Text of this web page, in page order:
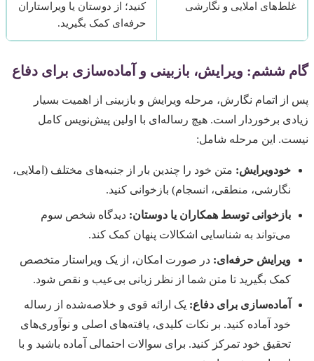
غلط‌های املایی و نگارشی
کنید؛ از دوستان یا ویراستاران
حرفه‌ای کمک بگیرید.
گام ششم: ویرایش، بازبینی و آماده‌سازی برای دفاع
پس از اتمام نگارش، مرحله ویرایش و بازبینی از اهمیت بسیار
زیادی برخوردار است. هیچ رساله‌ای با اولین پیش‌نویس کامل
نیست. این مرحله شامل:
خودویرایش: متن خود را چندین بار از جنبه‌های مختلف (املایی،
نگارشی، منطقی، انسجام) بازخوانی کنید.
بازخوانی توسط همکاران یا دوستان: دیدگاه شخص سوم
می‌تواند به شناسایی اشکالات پنهان کمک کند.
ویرایش حرفه‌ای: در صورت امکان، از یک ویراستار متخصص
کمک بگیرید تا متن شما از نظر زبانی بی‌عیب و نقص شود.
آماده‌سازی برای دفاع: یک ارائه قوی و خلاصه‌شده از رساله
خود آماده کنید. بر نکات کلیدی، یافته‌های اصلی و نوآوری‌های
تحقیق خود تمرکز کنید. برای سوالات احتمالی آماده باشید و با